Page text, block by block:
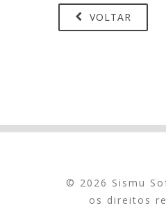
VOLTAR
© 2026 Sismu
os direitos